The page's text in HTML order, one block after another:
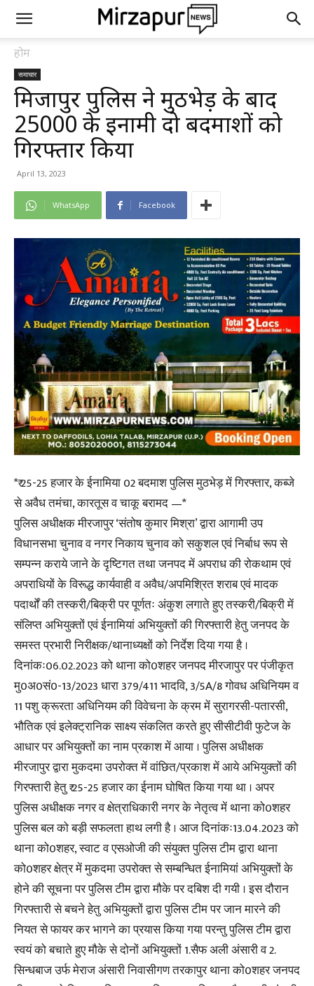
होम
समाचार
मिर्जापुर पुलिस ने मुठभेड़ के बाद
25000 के इनामी दो बदमाशों को
गिरफ्तार किया
April 13, 2023
WhatsApp Facebook
*₹ 25-25 हजार के ईनामिया 02 बदमाश पुलिस मुठभेड़ में गिरफ्तार, कब्जे
से अवैध तमंचा, कारतूस व चाकू बरामद —*
पुलिस अधीक्षक मीरजापुर ‘संतोष कुमार मिश्रा’ द्वारा आगामी उप
विधानसभा चुनाव व नगर निकाय चुनाव को सकुशल एवं निर्बाध रूप से
सम्पन्न कराये जाने के दृष्टिगत तथा जनपद में अपराध की रोकथाम एवं
अपराधियों के विरूद्ध कार्यवाही व अवैध/अपमिश्रित शराब एवं मादक
पदार्थों की तस्करी/बिक्री पर पूर्णतः अंकुश लगाते हुए तस्करी/बिक्री में
संलिप्त अभियुक्तों एवं ईनामियां अभियुक्तों की गिरफ्तारी हेतु जनपद के
समस्त प्रभारी निरीक्षक/थानाध्यक्षों को निर्देश दिया गया है ।
दिनांकः06.02.2023 को थाना को0शहर जनपद मीरजापुर पर पंजीकृत
मु0अ0सं0-13/2023 धारा 379/411 भादवि, 3/5A/8 गोवध अधिनियम व
11 पशु क्रूरता अधिनियम की विवेचना के क्रम में सुरागरसी-पतारसी,
भौतिक एवं इलेक्ट्रानिक साक्ष्य संकलित करते हुए सीसीटीवी फुटेज के
आधार पर अभियुक्तों का नाम प्रकाश में आया । पुलिस अधीक्षक
मीरजापुर द्वारा मुकदमा उपरोक्त में वांछित/प्रकाश में आये अभियुक्तों की
गिरफ्तारी हेतु ₹ 25-25 हजार का ईनाम घोषित किया गया था । अपर
पुलिस अधीक्षक नगर व क्षेत्राधिकारी नगर के नेतृत्व में थाना को0शहर
पुलिस बल को बड़ी सफलता हाथ लगी है । आज दिनांकः13.04.2023 को
थाना को0शहर, स्वाट व एसओजी की संयुक्त पुलिस टीम द्वारा थाना
को0शहर क्षेत्र में मुकदमा उपरोक्त से सम्बन्धित ईनामियां अभियुक्तों के
होने की सूचना पर पुलिस टीम द्वारा मौके पर दबिश दी गयी । इस दौरान
गिरफ्तारी से बचने हेतु अभियुक्तों द्वारा पुलिस टीम पर जान मारने की
नियत से फायर कर भागने का प्रयास किया गया परन्तु पुलिस टीम द्वारा
स्वयं को बचाते हुए मौके से दोनों अभियुक्तों 1.सैफ अली अंसारी व 2.
सिन्धबाज उर्फ मेराज अंसारी निवासीगण तरकापुर थाना को0शहर जनपद